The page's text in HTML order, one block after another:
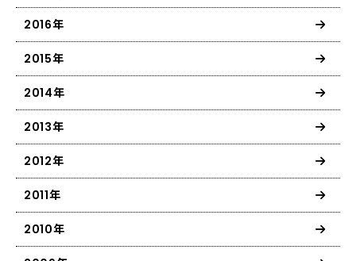
2016年
2015年
2014年
2013年
2012年
2011年
2010年